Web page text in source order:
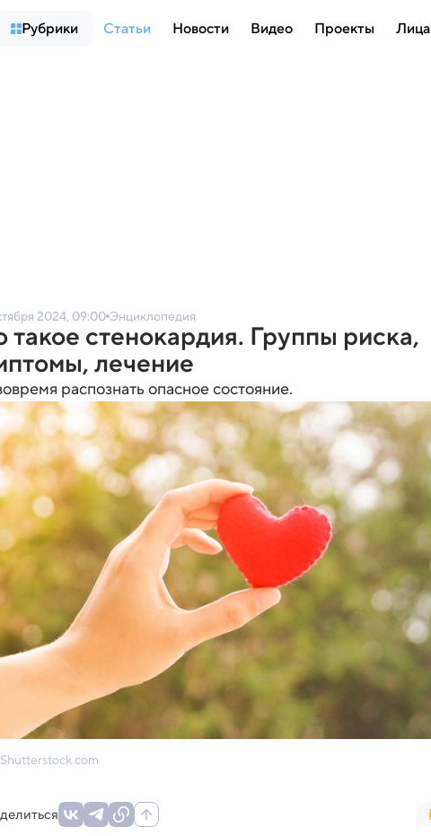
Рубрики Статьи Новости Видео Проекты Лица
2024, 09:00 Энциклопедия
такое стенокардия. Группы риска,
лечение
распознать опасное состояние.